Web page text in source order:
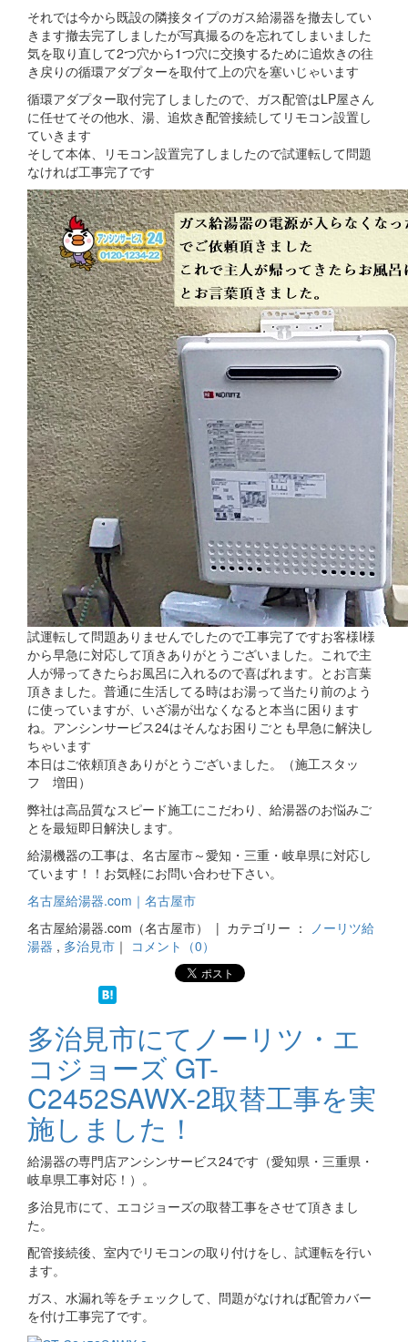
それでは今から既設の隣接タイプのガス給湯器を撤去してい
きます撤去完了しましたが写真撮るのを忘れてしまいました
気を取り直して2つ穴から1つ穴に交換するために追炊きの往
き戻りの循環アダプターを取付て上の穴を塞いじゃいます
循環アダプター取付完了しましたので、ガス配管はLP屋さん
に任せてその他水、湯、追炊き配管接続してリモコン設置し
ていきます
そして本体、リモコン設置完了しましたので試運転して問題
なければ工事完了です
試運転して問題ありませんでしたので工事完了ですお客様I様
から早急に対応して頂きありがとうございました。これで主
人が帰ってきたらお風呂に入れるので喜ばれます。とお言葉
頂きました。普通に生活してる時はお湯って当たり前のよう
に使っていますが、いざ湯が出なくなると本当に困ります
ね。アンシンサービス24はそんなお困りごとも早急に解決し
ちゃいます
本日はご依頼頂きありがとうございました。（施工スタッ
フ 増田）
弊社は高品質なスピード施工にこだわり、給湯器のお悩みご
とを最短即日解決します。
給湯機器の工事は、名古屋市～愛知・三重・岐阜県に対応し
ています！！お気軽にお問い合わせ下さい。
名古屋給湯器.com｜名古屋市
名古屋給湯器.com（名古屋市） | カテゴリー ：
ノーリツ給
湯器 , 多治見市 ｜ コメント（0）
多治見市にてノーリツ・エ
コジョーズ GT-
C2452SAWX-2取替工事を実
施しました！
給湯器の専門店アンシンサービス24です（愛知県・三重県・
岐阜県工事対応！）。
多治見市にて、エコジョーズの取替工事をさせて頂きまし
た。
配管接続後、室内でリモコンの取り付けをし、試運転を行い
ます。
ガス、水漏れ等をチェックして、問題がなければ配管カバー
を付け工事完了です。